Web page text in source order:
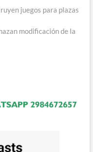
juegos para plazas
modificación de la